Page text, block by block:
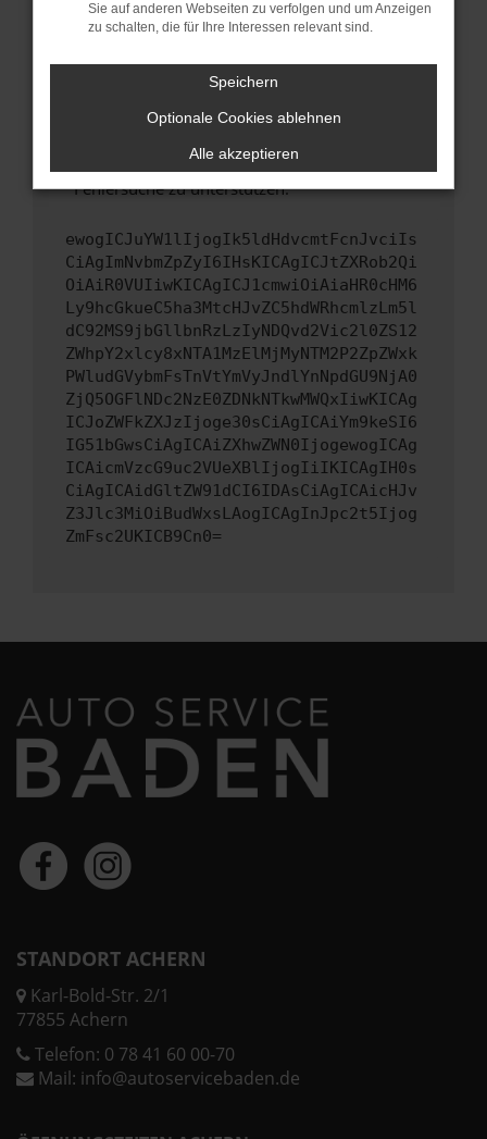
führen, dass bestimmte Funktionen nicht mehr
unterstützt werden.
Wende dich an den Webseitenbetreiber.
Wenn du alle oben genannten Schritte versucht
hast, kontaktiere uns bitte. Wir werden
uns diesen Text schicken, um uns bei der
Fehlersuche zu unterstützen:
ewogICJuYW1lIjogIk5ldHdvcmtFcnJvciIs
CiAgImNvbmZpZyI6IHsKICAgICJtZXRob2Qi
OiAiR0VUIiwKICAgICJ1cmwiOiAiaHR0cHM6
Ly9hcGkueC5ha3MtcHJvZC5hdWRhcmlzLm5l
dC92MS9jbGllbnRzLzIyNDQvd2Vic2l0ZS12
ZWhpY2xlcy8xNTA1MzElMjMyNTM2P2ZpZWxk
PWludGVybmFsTnVtYmVyJndlYnNpdGU9NjA0
ZjQ5OGFlNDc2NzE0ZDNkNTkwMWQxIiwKICAg
ICJoZWFkZXJzIjoge30sCiAgICAiYm9keSI6
IG51bGwsCiAgICAiZXhwZWN0IjogewogICAg
ICAicmVzcG9uc2VUeXBlIjogIiIKICAgIH0s
CiAgICAidGltZW91dCI6IDAsCiAgICAicHJv
Z3Jlc3MiOiBudWxsLAogICAgInJpc2t5Ijog
ZmFsc2UKICB9Cn0=
STANDORT ACHERN
Karl-Bold-Str. 2/1
77855 Achern
Telefon: 0 78 41 60 00-70
Mail: info@autoservicebaden.de
Sie auf anderen Webseiten zu verfolgen und um Anzeigen
zu schalten, die für Ihre Interessen relevant sind.
Speichern
Optionale Cookies ablehnen
Alle akzeptieren